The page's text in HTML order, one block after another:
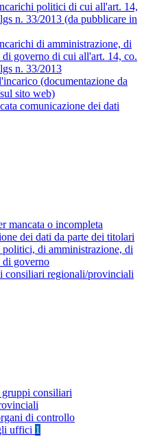
politici di cui all'art. 14,
n. 33/2013 (da pubblicare in
di amministrazione, di
di governo di cui all'art. 14, co.
n. 33/2013
(documentazione da
sito web)
comunicazione dei dati
mancata o incompleta
dei dati da parte dei titolari
di amministrazione, di
di governo
consiliari regionali/provinciali
consiliari
di controllo
uffici 1